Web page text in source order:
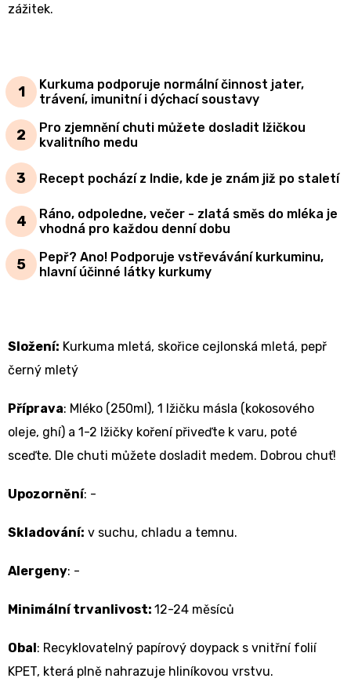
zážitek.
Kurkuma podporuje normální činnost jater,
trávení, imunitní i dýchací soustavy
Pro zjemnění chuti můžete dosladit lžičkou
kvalitního medu
Recept pochází z Indie, kde je znám již po staletí
Ráno, odpoledne, večer - zlatá směs do mléka je
vhodná pro každou denní dobu
Pepř? Ano! Podporuje vstřevávání kurkuminu,
hlavní účinné látky kurkumy
Složení: Kurkuma mletá, skořice cejlonská mletá, pepř
černý mletý
Příprava: Mléko (250ml), 1 lžičku másla (kokosového
oleje, ghí) a 1-2 lžičky koření přiveďte k varu, poté
sceďte. Dle chuti můžete dosladit medem. Dobrou chuť!
Upozornění: -
Skladování: v suchu, chladu a temnu.
Alergeny: -
Minimální trvanlivost: 12-24 měsíců
Obal: Recyklovatelný papírový doypack s vnitřní folií
KPET, která plně nahrazuje hliníkovou vrstvu.